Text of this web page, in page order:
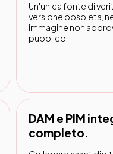
Un'unica fonte di
versione obsoleta,
immagine non
pubblico.
DAM e PIM
completo.